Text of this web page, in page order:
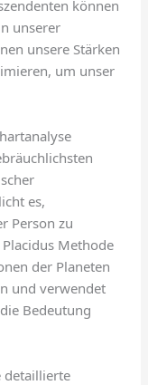
können
unserer
unsere Stärken
um unser
es,
Person zu
Methode
der Planeten
und verwendet
Bedeutung
detaillierte